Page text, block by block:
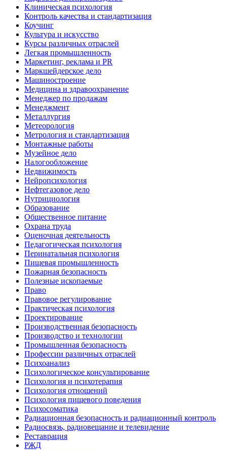
Клиническая психология
Контроль качества и стандартизация
Коучинг
Культура и искусство
Курсы различных отраслей
Легкая промышленность
Маркетинг, реклама и PR
Маркшейдерское дело
Машиностроение
Медицина и здравоохранение
Менеджер по продажам
Менеджмент
Металлургия
Метеорология
Метрология и стандартизация
Монтажные работы
Музейное дело
Налогообложение
Недвижимость
Нейропсихология
Нефтегазовое дело
Нутрициология
Образование
Общественное питание
Охрана труда
Оценочная деятельность
Педагогическая психология
Перинатальная психология
Пищевая промышленность
Пожарная безопасность
Полезные ископаемые
Право
Правовое регулирование
Практическая психология
Проектирование
Производственная безопасность
Производство и технологии
Промышленная безопасность
Профессии различных отраслей
Психоанализ
Психологическое консультирование
Психология и психотерапия
Психология отношений
Психология пищевого поведения
Психосоматика
Радиационная безопасность и радиационный контроль
Радиосвязь, радиовещание и телевидение
Реставрация
РЖД